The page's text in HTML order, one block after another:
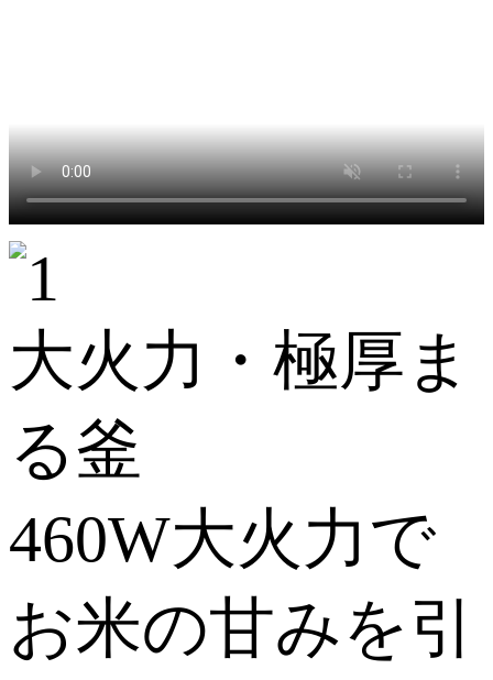
大火力・極厚ま
る釜
460W大火力で
お米の甘みを引